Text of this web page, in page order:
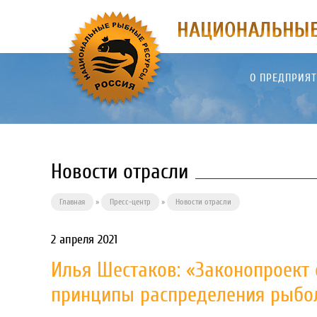
О
Новости отрасли
Главная » Пресс-центр » Новости отрасли
2 апреля 2021
Илья Шестаков:
принципы распределения